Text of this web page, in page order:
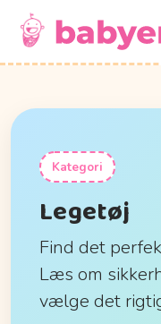
Kategori
Legetøj
Find det
Læs om
vælge det